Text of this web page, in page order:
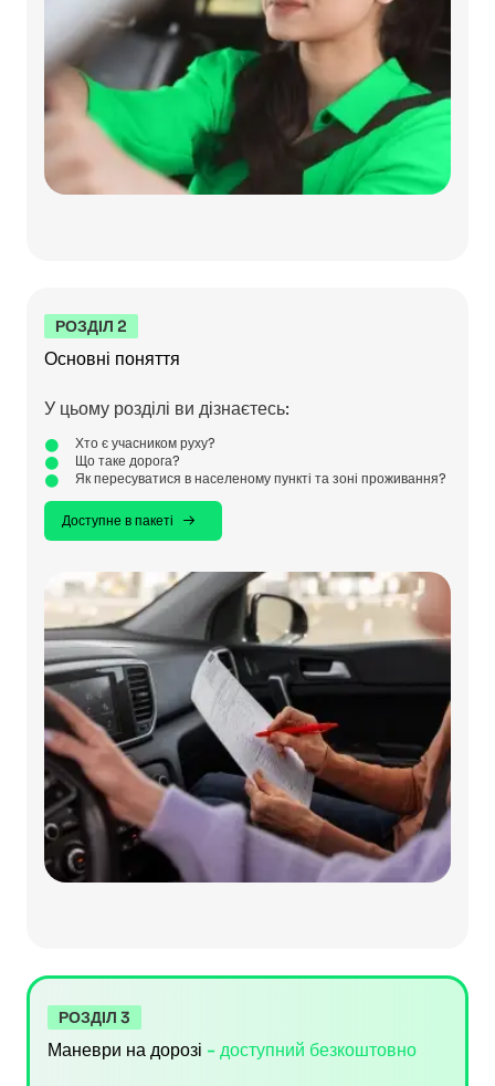
РОЗДІЛ 2
Основні поняття
У цьому розділі ви дізнаєтесь:
Хто є учасником руху?
Що таке дорога?
Як пересуватися в населеному пункті та зоні проживання?
Доступне в пакеті
РОЗДІЛ 3
Маневри на дорозі - доступний безкоштовно